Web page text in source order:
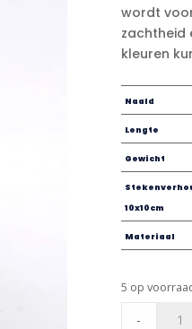
wordt
zachtheid
kleuren
Naald
Lengte
Gewicht
10x10cm
Materiaal
5 op
-